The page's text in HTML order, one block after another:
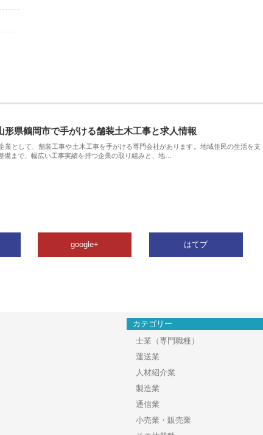
県鶴岡市で手がける舗装土木工事と求人情報
業として、舗装工事や土木工事を手がける専門会社があります。地域住民の生活を支
備まで、幅広い工事実績を持つ企業の取り組みと、地…
google+ はてブ
カテゴリー
士業（専門職種）
運送業
人材紹介業
製造業
通信業
小売業・販売業